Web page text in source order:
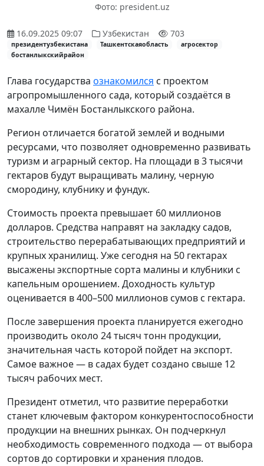
Фото: president.uz
16.09.2025 09:07 Узбекистан 703
президентузбекистана Ташкентскаяобласть
агросектор
бостанлыкскийрайон
Глава государства ознакомился с проектом
агропромышленного сада, который создаётся в
махалле Чимён Бостанлыкского района.
Регион отличается богатой землей и водными
ресурсами, что позволяет одновременно развивать
туризм и аграрный сектор. На площади в 3 тысячи
гектаров будут выращивать малину, черную
смородину, клубнику и фундук.
Стоимость проекта превышает 60 миллионов
долларов. Средства направят на закладку садов,
строительство перерабатывающих предприятий и
крупных хранилищ. Уже сегодня на 50 гектарах
высажены экспортные сорта малины и клубники с
капельным орошением. Доходность культур
оценивается в 400–500 миллионов сумов с гектара.
После завершения проекта планируется ежегодно
производить около 24 тысяч тонн продукции,
значительная часть которой пойдет на экспорт.
Самое важное — в садах будет создано свыше 12
тысяч рабочих мест.
Президент отметил, что развитие переработки
станет ключевым фактором конкурентоспособности
продукции на внешних рынках. Он подчеркнул
необходимость современного подхода — от выбора
сортов до сортировки и хранения плодов.